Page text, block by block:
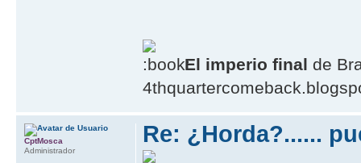
El imperio final de
Re: ¿Horda?......
CptMosca
Administrador